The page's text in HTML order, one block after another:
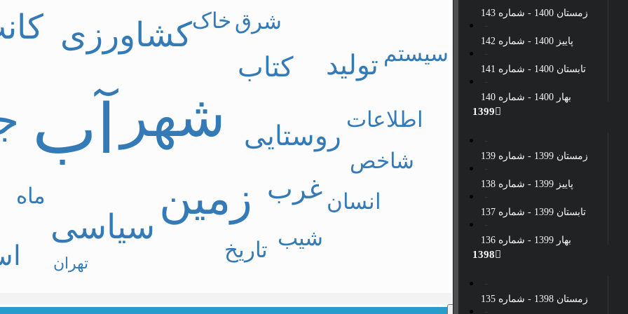
زمستان 1400 - شماره 143
پاییز 1400 - شماره 142
تابستان 1400 - شماره 141
بهار 1400 - شماره 140
1399
زمستان 1399 - شماره 139
پاییز 1399 - شماره 138
تابستان 1399 - شماره 137
بهار 1399 - شماره 136
1398
زمستان 1398 - شماره 135
مشهد - بلوار سجاد - بین چهارراه بهار و گلریز - پلاک 92 - طبقه دوم دفتر
آب شهر
زمین
کشاورزی
سیاسی
روستایی
کتاب
غرب
تولید
شرق
اطلاعات
خاک
شاخص
تاریخ
انسان
شیب
سیستم
ماه
تهران